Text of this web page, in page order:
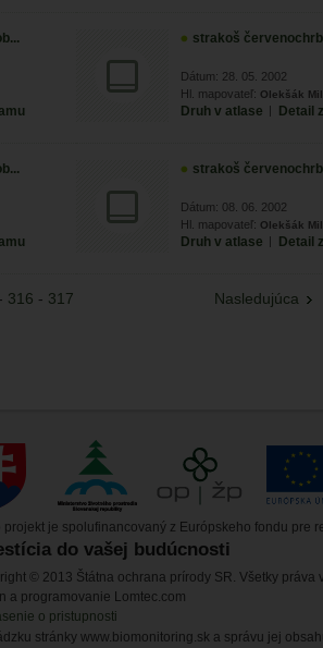
strakoš
Dátum: 28. 05. 2002
Hl. mapovateľ: Olekšák
Druh v atlase | Detail
strakoš
Dátum: 08. 06. 2002
Hl. mapovateľ: Olekšák
Druh v atlase | Detail
- 316 - 317 Nasledujúca
projekt je spolufinancovaný z Európskeho fondu pre
do vašej budúcnosti
© 2013 Štátna ochrana prírody SR. Všetky práva
a programovanie Lomtec.com
o pristupnosti
stránky www.biomonitoring.sk a správu jej